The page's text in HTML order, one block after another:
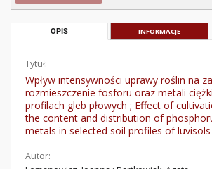
OPIS INFORMACJE
Tytuł:
Wpływ intensywności uprawy roślin na
rozmieszczenie fosforu oraz metali
profilach gleb płowych ; Effect of
the content and distribution of
metals in selected soil profiles of luvisols
Autor: